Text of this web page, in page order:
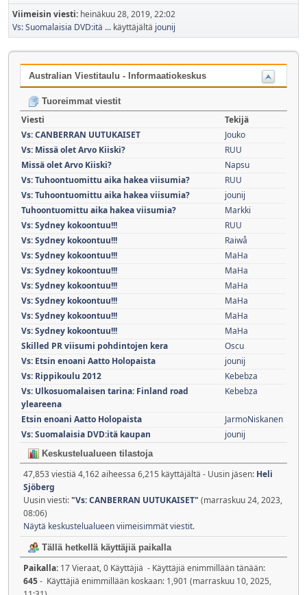
Viimeisin viesti: heinäkuu 28, 2019, 22:02
Vs: Suomalaisia DVD:itä ... käyttäjältä jounij
Australian Viestitaulu - Informaatiokeskus
Tuoreimmat viestit
Viesti
Tekijä
Vs: CANBERRAN UUTUKAISET
Jouko
Vs: Missä olet Arvo Kiiski?
RUU
Missä olet Arvo Kiiski?
Napsu
Vs: Tuhoontuomittu aika hakea viisumia?
RUU
Vs: Tuhoontuomittu aika hakea viisumia?
jounij
Tuhoontuomittu aika hakea viisumia?
Markki
Vs: Sydney kokoontuu!!!
RUU
Vs: Sydney kokoontuu!!!
Raiwå
Vs: Sydney kokoontuu!!!
MaHa
Vs: Sydney kokoontuu!!!
MaHa
Vs: Sydney kokoontuu!!!
MaHa
Vs: Sydney kokoontuu!!!
MaHa
Vs: Sydney kokoontuu!!!
MaHa
Vs: Sydney kokoontuu!!!
MaHa
Skilled PR viisumi pohdintojen kera
Oscu
Vs: Etsin enoani Aatto Holopaista
jounij
Vs: Rippikoulu 2012
Kebebza
Vs: Ulkosuomalaisen tarina: Finland road
yleareena
Kebebza
Etsin enoani Aatto Holopaista
JarmoNiskanen
Vs: Suomalaisia DVD:itä kaupan
jounij
Keskustelualueen tilastoja
47,853 viestiä 4,162 aiheessa 6,215 käyttäjältä - Uusin jäsen: Heli
Sjöberg
Uusin viesti:"Vs: CANBERRAN UUTUKAISET" (marraskuu 24, 2023,
08:06)
Näytä keskustelualueen viimeisimmät viestit.
Tällä hetkellä käyttäjiä paikalla
Paikalla: 17 Vieraat, 0 Käyttäjiä - Käyttäjiä enimmillään tänään:
645- Käyttäjiä enimmillään koskaan: 1,901 (marraskuu 10, 2025,